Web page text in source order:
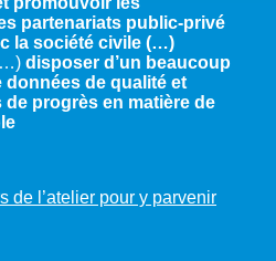
partenariats public-privé
la société civile (…)
disposer d’un beaucoup
de qualité et
progrès en matière de
de l’atelier pour y parvenir